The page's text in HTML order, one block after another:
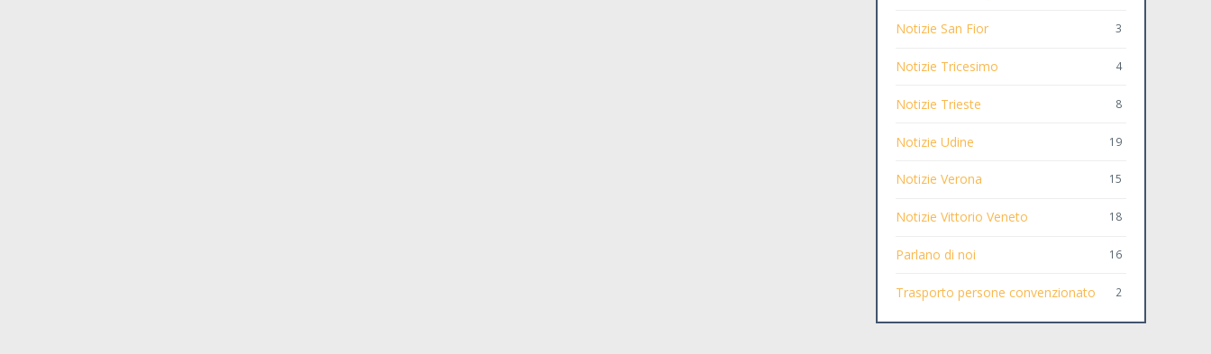
Notizie San Fior 3
Notizie Tricesimo 4
Notizie Trieste 8
Notizie Udine 19
Notizie Verona 15
Notizie Vittorio Veneto 18
Parlano di noi 16
Trasporto persone convenzionato 2